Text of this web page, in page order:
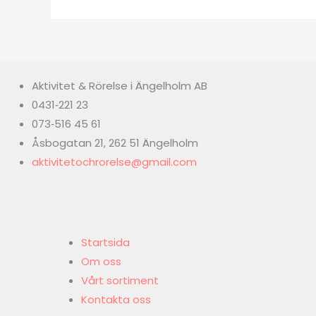
Aktivitet & Rörelse i Ängelholm AB
0431‑221 23
073‑516 45 61
Åsbogatan 21, 262 51 Ängelholm
aktivitetochrorelse@gmail.com
Startsida
Om oss
Vårt sortiment
Kontakta oss